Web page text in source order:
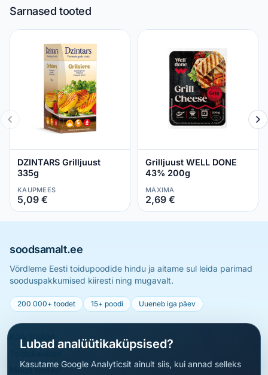
Sarnased tooted
DZINTARS Grilljuust
335g
KAUPMEES
5,09 €
Grilljuust WELL DONE
43% 200g
MAXIMA
2,69 €
soodsamalt.ee
Võrdleme Eesti toidupoodide hindu ja aitame sul leida parimad
sooduspakkumised kiiresti ning mugavalt.
200 000+ toodet 15+ poodi Uueneb iga päev
Muud tooted
Lubad analüütikaküpsised?
Kasutame Google Analyticsit ainult siis, kui annad selleks